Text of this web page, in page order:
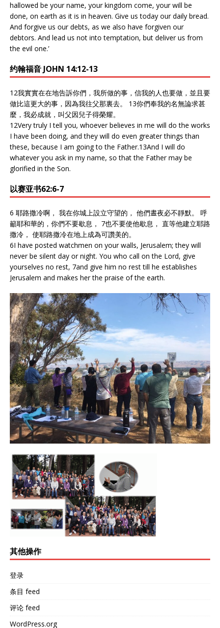
hallowed be your name, your kingdom come, your will be
done, on earth as it is in heaven. Give us today our daily bread.
And forgive us our debts, as we also have forgiven our
debtors. And lead us not into temptation, but deliver us from
the evil one.’
约翰福音 JOHN 14:12-13
12我實實在在地告訴你們，我所做的事，信我的人也要做，並且要
做比這更大的事，因為我往父那裏去。 13你們奉我的名無論求甚
麼，我必成就，叫父因兒子得榮耀。
12Very truly I tell you, whoever believes in me will do the works
I have been doing, and they will do even greater things than
these, because I am going to the Father.13And I will do
whatever you ask in my name, so that the Father may be
glorified in the Son.
以赛亚书62:6-7
6 耶路撒冷啊， 我在你城上設立守望的， 他們晝夜必不靜默。 呼
籲耶和華的，你們不要歇息， 7也不要使他歇息， 直等他建立耶路
撒冷， 使耶路撒冷在地上成為可讚美的。
6I have posted watchmen on your walls, Jerusalem; they will
never be silent day or night. You who call on the Lord, give
yourselves no rest, 7and give him no rest till he establishes
Jerusalem and makes her the praise of the earth.
其他操作
登录
条目 feed
评论 feed
WordPress.org